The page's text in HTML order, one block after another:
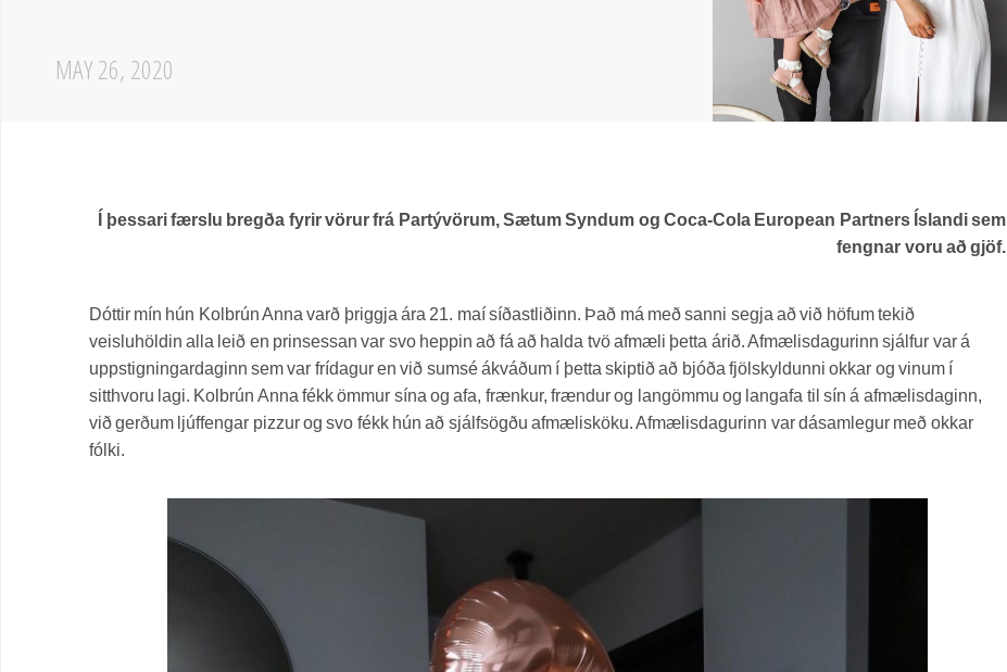
MAY 26, 2020
Í þessari færslu bregða fyrir vörur frá Partývörum, Sætum Syndum og Coca-Cola European Partners Íslandi sem
fengnar voru að gjöf.
Dóttir mín hún Kolbrún Anna varð þriggja ára 21. maí síðastliðinn. Það má með sanni segja að við höfum tekið
veisluhöldin alla leið en prinsessan var svo heppin að fá að halda tvö afmæli þetta árið. Afmælisdagurinn sjálfur var á
uppstigningardaginn sem var frídagur en við sumsé ákváðum í þetta skiptið að bjóða fjölskyldunni okkar og vinum í
sitthvoru lagi. Kolbrún Anna fékk ömmur sína og afa, frænkur, frændur og langömmu og langafa til sín á afmælisdaginn,
við gerðum ljúffengar pizzur og svo fékk hún að sjálfsögðu afmælisköku. Afmælisdagurinn var dásamlegur með okkar
fólki.